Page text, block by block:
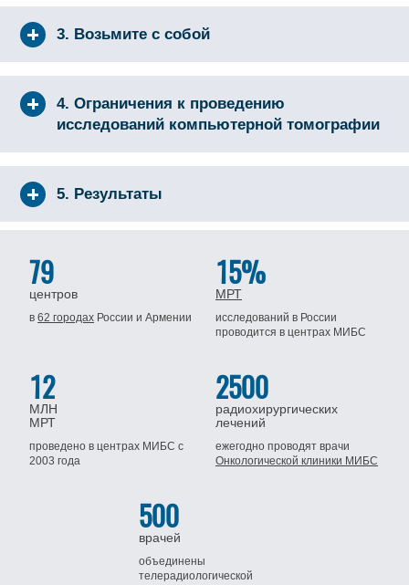
3. Возьмите с собой
4. Ограничения к проведению
исследований компьютерной томографии
5. Результаты
79
центров
в62 городах Россиии Армении
15%
МРТ
исследований в России
проводится в центрах МИБС
12
МЛН
МРТ
проведено в центрах МИБСс
2003 года
2500
радиохирургических
лечений
ежегодно проводят врачи
Онкологической клиники МИБС
500
врачей
объединены
телерадиологической